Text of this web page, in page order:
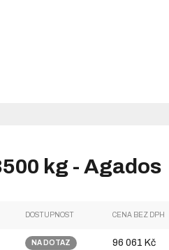
kg - Agados
DOSTUPNOST CENA BEZ DPH
NA DOTAZ 96 061 Kč